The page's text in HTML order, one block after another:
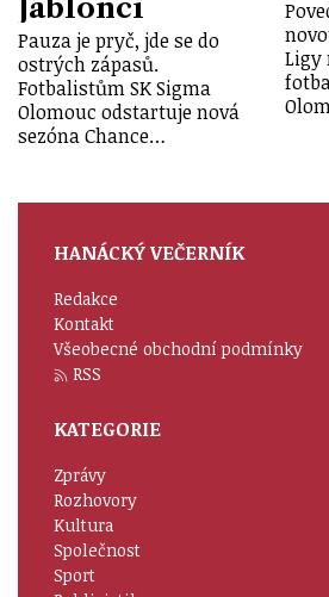
Jablonci
Pauza je pryč, jde se do
ostrých zápasů.
Fotbalistům SK Sigma
Olomouc odstartuje nová
sezóna Chance…
Ligy
HANÁCKÝ VEČERNÍK
Redakce
Kontakt
Všeobecné obchodní podmínky
RSS
KATEGORIE
Zprávy
Rozhovory
Kultura
Společnost
Sport